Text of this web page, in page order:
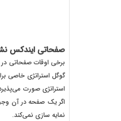
صفحاتی ایندکس
برخی اوقات صفحاتی در
گوگل استراتژی خاصی
استراتژی صورت
اگر یک صفحه در آن
نمایه سازی نمی‌کند.